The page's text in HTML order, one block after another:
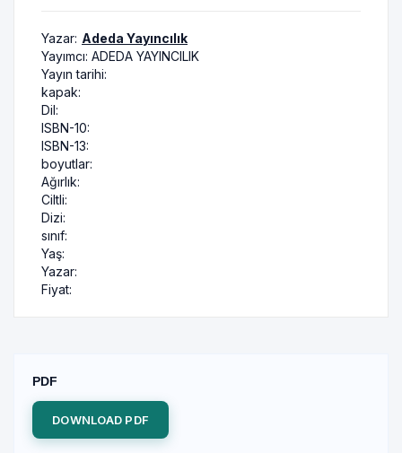
Yazar: Adeda Yayıncılık
Yayımcı: ADEDA YAYINCILIK
Yayın tarihi:
kapak:
Dil:
ISBN-10:
ISBN-13:
boyutlar:
Ağırlık:
Ciltli:
Dizi:
sınıf:
Yaş:
Yazar:
Fiyat:
PDF
DOWNLOAD PDF